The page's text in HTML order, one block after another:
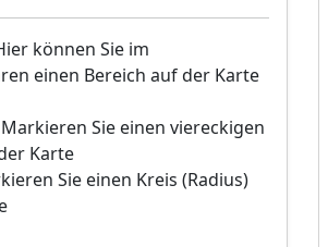
können Sie im
einen Bereich auf der Karte
Sie einen viereckigen
Karte
Sie einen Kreis (Radius)